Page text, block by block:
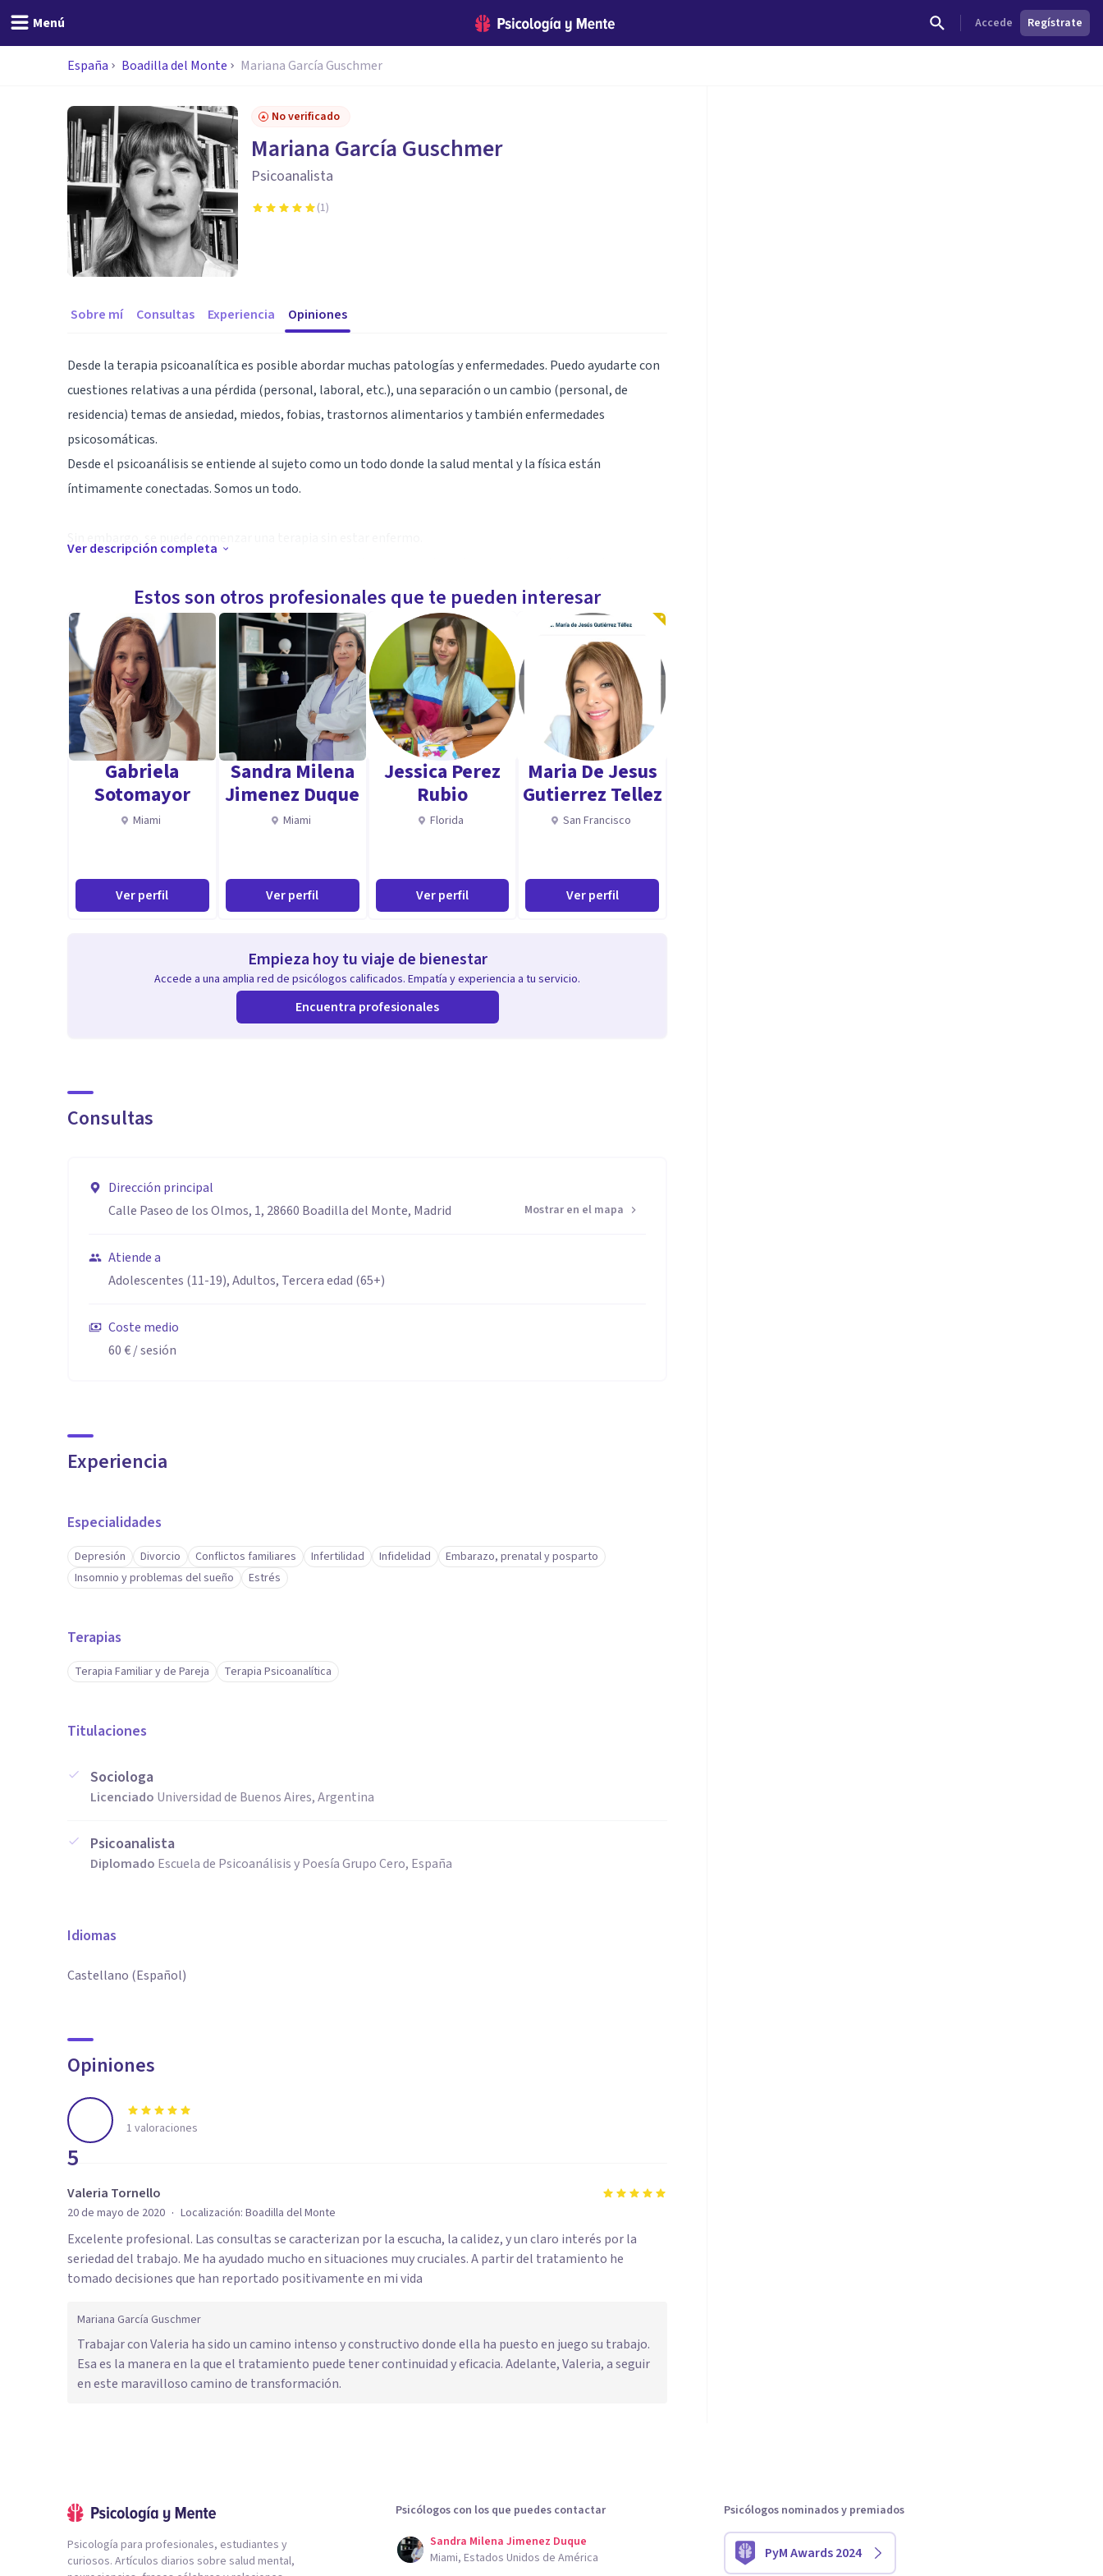
Menú Accede Regístrate
España Boadilla del Monte Mariana García Guschmer
No verificado
Mariana García Guschmer
Psicoanalista
(1)
Sobre mí Consultas Experiencia Opiniones
Desde la terapia psicoanalítica es posible abordar muchas patologías y enfermedades. Puedo ayudarte con
cuestiones relativas a una pérdida (personal, laboral, etc.), una separación o un cambio (personal, de
residencia) temas de ansiedad, miedos, fobias, trastornos alimentarios y también enfermedades
psicosomáticas.
Desde el psicoanálisis se entiende al sujeto como un todo donde la salud mental y la física están
íntimamente conectadas. Somos un todo.
nos vemos incapaces; se repiten situaciones en las que nos vemos inmersos y pensamos que es el destino...
El psicoanálisis, una ciencia con más de 100 años, pone el énfasis en los procesos inconcientes y nos
interpela como sujetos. Nos pone de una manera respetuosa y muy eficaz, en el centro de nuestra propia
escena.
A través de la terapia es posible producir la autotransformación y el autonoconimiento que hacen eficaz a
este método y a través de ellas serán duraderos los efectos de dicho cambio.
Especialidad
Una de las áreas que más me interesa es la de colaborar y orientar a los padres con hijos. Creo firmemente
en establecer relaciones familiares satisfactorias y saludables para el buen desarrollo de los niños y su vida
futura. Para eso es de vital importancia hacer un trabajo con los padres que muchas veces no saben cómo
los niños es esencial sentirnos bien por eso el primer trabajo es el de los padres.
Trabajo con adultos y adultos mayores que tienen el deseo de cambiar aquello que los enferma o aquella
enfermedad que les está haciendo vivir una vida que no desean. Se trata de vivir mejor los años futuros y, con
angustia, ataques de pánico/fobias. Incluso cómo afrontar nuevos retos, éxitos y mejoras en la vida (cosa
que muchas veces nos resulta muy complejo).
Ver descripción completa
Estos son otros profesionales que te pueden interesar
Gabriela
Sotomayor
Miami
Ver perfil
Sandra Milena
Jimenez Duque
Miami
Ver perfil
Jessica Perez
Rubio
Florida
Ver perfil
Maria De Jesus
Gutierrez Tellez
San Francisco
Ver perfil
Empieza hoy tu viaje de bienestar
Accede a una amplia red de psicólogos calificados. Empatía y experiencia a tu servicio.
Encuentra profesionales
Consultas
Dirección principal
Calle Paseo de los Olmos, 1, 28660 Boadilla del Monte, Madrid
Mostrar en el mapa
Atiende a
Adolescentes (11-19), Adultos, Tercera edad (65+)
Coste medio
60 €/ sesión
Experiencia
Especialidades
Depresión Divorcio Conflictos familiares Infertilidad Infidelidad
Embarazo, prenatal y posparto
Insomnio y problemas del sueño
Estrés
Terapias
Terapia Familiar y de Pareja Terapia Psicoanalítica
Titulaciones
Sociologa
Licenciado Universidad de Buenos Aires, Argentina
Psicoanalista
Diplomado Escuela de Psicoanálisis y Poesía Grupo Cero, España
Idiomas
Castellano (Español)
Opiniones
5
1 valoraciones
Valeria Tornello
20 de mayo de 2020 · Localización: Boadilla del Monte
Excelente profesional. Las consultas se caracterizan por la escucha, la calidez, y un claro interés por la
seriedad del trabajo. Me ha ayudado mucho en situaciones muy cruciales. A partir del tratamiento he
tomado decisiones que han reportado positivamente en mi vida
Mariana García Guschmer
Trabajar con Valeria ha sido un camino intenso y constructivo donde ella ha puesto en juego su trabajo.
Esa es la manera en la que el tratamiento puede tener continuidad y eficacia. Adelante, Valeria, a seguir
en este maravilloso camino de transformación.
Psicología para profesionales, estudiantes y
curiosos. Artículos diarios sobre salud mental,
Psicólogos con los que puedes contactar
Sandra Milena Jimenez Duque
Miami, Estados Unidos de América
Psicólogos nominados y premiados
PyM Awards 2024